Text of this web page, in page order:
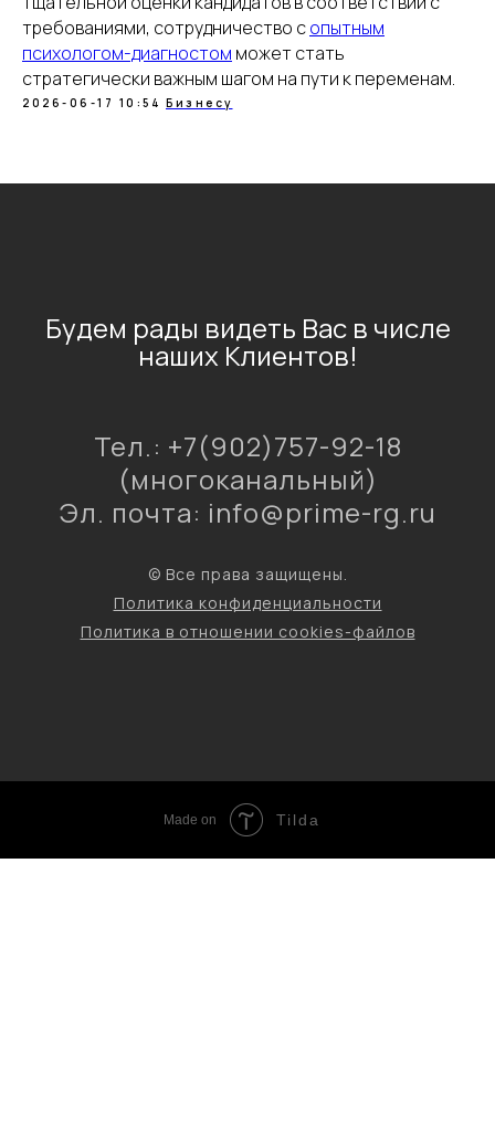
требованиями, сотрудничество сопытным
психологом-диагностом может стать
стратегически важным шагом на пути к переменам.
2026-06-17 10:54 Бизнесу
Будем рады видеть Вас в числе
наших Клиентов!
Тел.: +7(902)757-92-18
(многоканальный)
Эл. почта: info@prime-rg.ru
© Все права защищены.
Политика конфиденциальности
Политика в отношении cookies-файлов
Made on Tilda